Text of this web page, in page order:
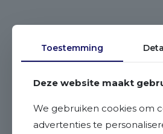
Toestemming
Deze website maakt
We gebruiken cookies om
advertenties te